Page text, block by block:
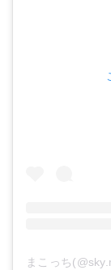
まこっち